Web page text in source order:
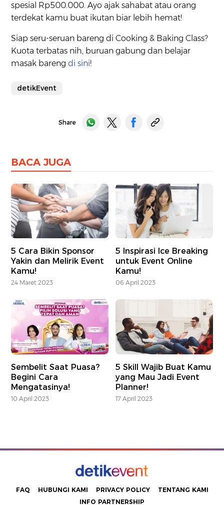
spesial Rp500.000. Ayo ajak sahabat atau orang
terdekat kamu buat ikutan biar lebih hemat!
Siap seru-seruan bareng di Cooking & Baking Class?
Kuota terbatas nih, buruan gabung dan belajar
masak barengdi sini!
detikEvent
Share
BACA JUGA
5 Cara Bikin Sponsor
Yakin dan Melirik Event
Kamu!
24 Maret 2023
5 Inspirasi Ice Breaking
untuk Event Online
Kamu!
06 April 2023
Sembelit Saat Puasa?
Begini Cara
Mengatasinya!
10 April 2023
5 Skill Wajib Buat Kamu
yang Mau Jadi Event
Planner!
17 April 2023
FAQ HUBUNGI KAMI PRIVACY POLICY
TENTANG KAMI
INFO PARTNERSHIP